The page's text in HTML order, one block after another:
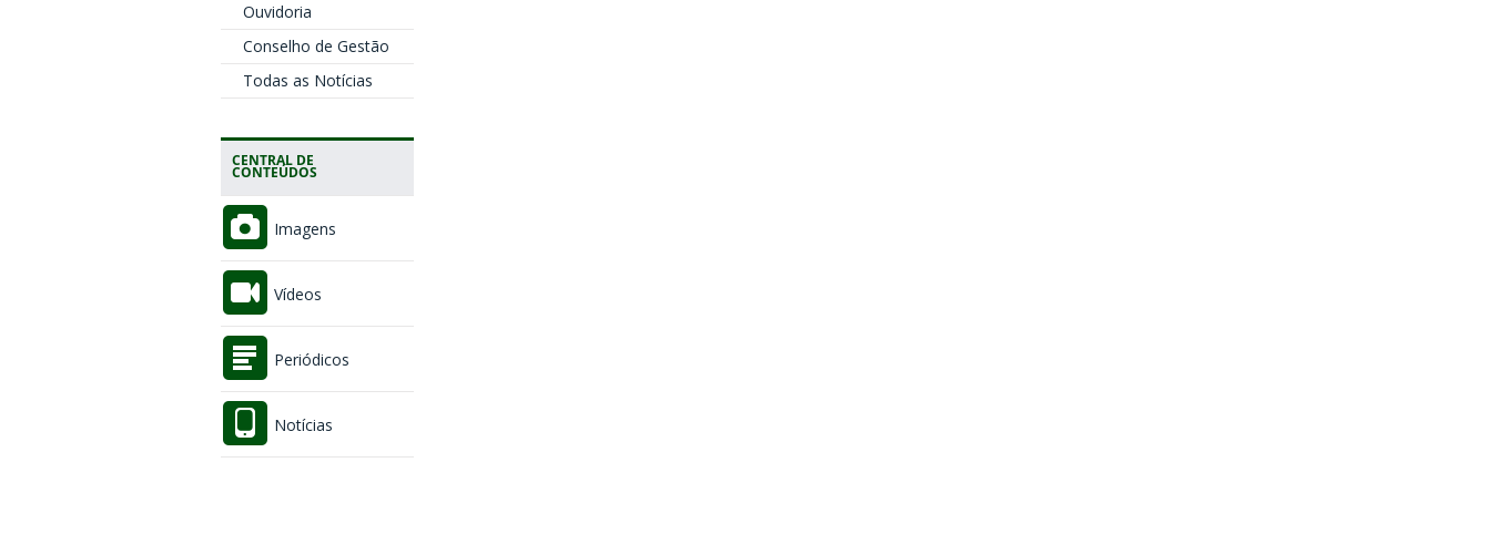
Ouvidoria
Conselho de Gestão
Todas as Notícias
CENTRAL DE
CONTEÚDOS
Imagens
Vídeos
Periódicos
Notícias